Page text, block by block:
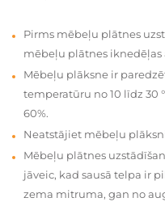
Pirms mēbeļu plātnes
mēbeļu plātnes
Mēbeļu plāksne ir
temperatūru no 10 līdz 30
60%.
Neatstājiet mēbeļu
Mēbeļu plātnes
jāveic, kad sausā telpa ir
zema mitruma, gan no